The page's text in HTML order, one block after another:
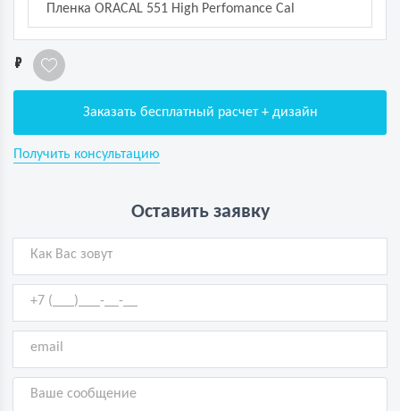
Пленка ORACAL 551 High Perfomance Cal
1
Заказать бесплатный расчет + дизайн
Получить консультацию
Оставить заявку